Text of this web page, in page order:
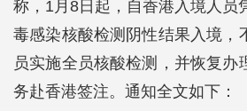
称，1月8日起，自香港入境人员
毒感染核酸检测阴性结果入境，
员实施全员核酸检测，并恢复办
务赴香港签注。通知全文如下：